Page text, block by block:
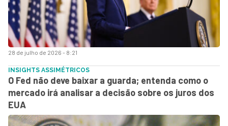
28 de julho de 2026 - 8:21
INSIGHTS ASSIMÉTRICOS
O Fed não deve baixar a guarda; entenda como o
mercado irá analisar a decisão sobre os juros dos
EUA